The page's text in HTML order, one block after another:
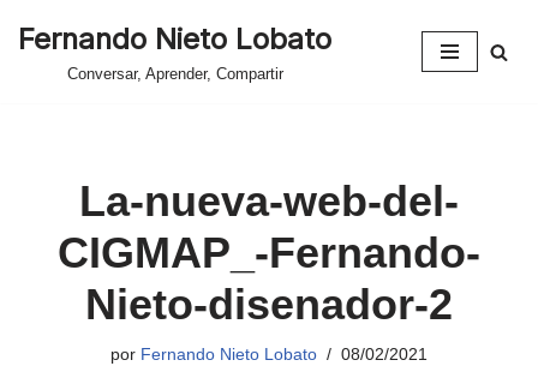
Fernando Nieto Lobato
Conversar, Aprender, Compartir
La-nueva-web-del-
CIGMAP_-Fernando-
Nieto-disenador-2
por Fernando Nieto Lobato 08/02/2021